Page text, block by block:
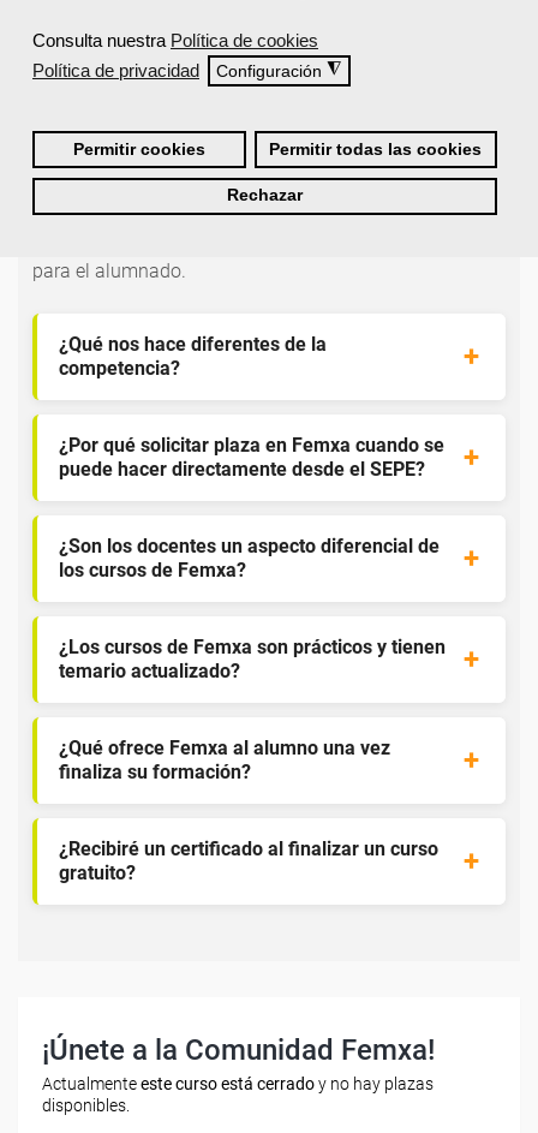
Consulta nuestra Política de cookies
Política de privacidad
Configuración ◮
Permitir cookies Permitir todas las cookies
Rechazar
Preguntas frecuentes sobre la
formación de Femxa
Resolvemos las dudas más habituales sobre nuestra
para el alumnado.
¿Qué nos hace diferentes de la
competencia?
¿Por qué solicitar plaza en Femxa cuando se
puede hacer directamente desde el SEPE?
¿Son los docentes un aspecto diferencial de
los cursos de Femxa?
¿Los cursos de Femxa son prácticos y tienen
temario actualizado?
¿Qué ofrece Femxa al alumno una vez
finaliza su formación?
¿Recibiré un certificado al finalizar un curso
gratuito?
¡Únete a la Comunidad Femxa!
Actualmenteeste curso está cerradoy no hay plazas
disponibles.